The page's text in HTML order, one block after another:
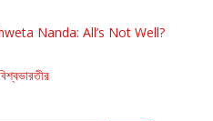
Nanda: All’s Not Well?